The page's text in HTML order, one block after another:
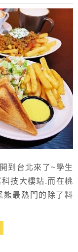
到台北來了~學生
技大樓站.而在桃
熊最熱門的除了料
義式酥炸燉飯球
»» 點了那麼多樣.